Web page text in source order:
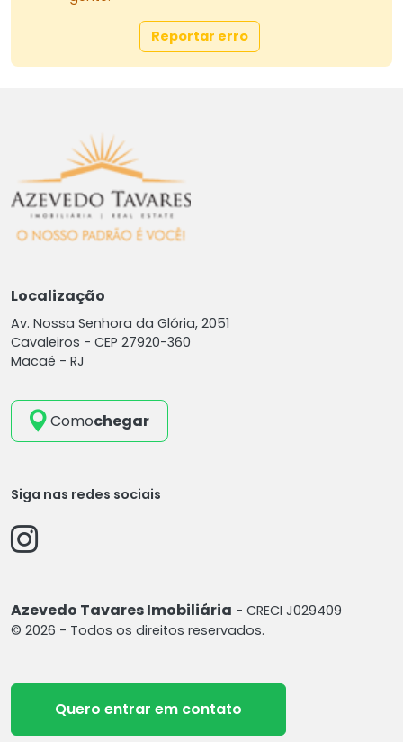
Reportar erro
Localização
Av. Nossa Senhora da Glória, 2051
Cavaleiros - CEP 27920-360
Macaé - RJ
Comochegar
Siga nas redes sociais
Azevedo Tavares Imobiliária - CRECI J029409
© 2026 - Todos os direitos reservados.
Quero entrar em contato